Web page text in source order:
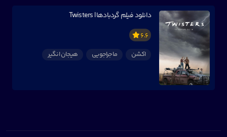
دانلود فیلم گردبادها | Twisters
6.6
اکشن
ماجراجویی هیجان انگیر